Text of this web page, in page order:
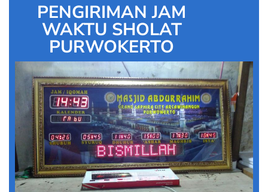
PENGIRIMAN JAM
WAKTU SHOLAT
PURWOKERTO